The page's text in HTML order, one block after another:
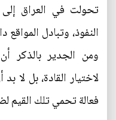
تحولت في العراق
النفوذ، وتبادل
ومن الجدير بالذكر
لاختيار القادة، بل
فعالة تحمي تلك القيم